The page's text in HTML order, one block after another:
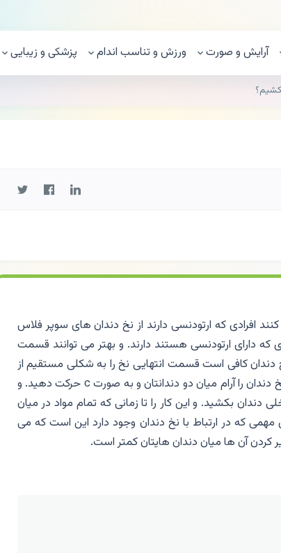
آرایش و صورت ورزش و تناسب اندام پزشکی و زیبایی
افرادی که ارتودنسی دارند از نخ دندان های سوپر فلاس
که دارای ارتودنسی هستند دارند. و بهتر می توانند قسمت
دندان کافی است قسمت انتهایی نخ را به شکلی مستقیم از
زیر و از قسمت بین دو دندانتان عبور دهید. حالا انتهای نخ دندان را آرام میان دو دندانتان و به صورت c حرکت دهید. و
دندان بکشید. و این کار را تا زمانی که تمام مواد در میان
مهمی که در ارتباط با نخ دندان وجود دارد این است که می
کردن آن ها میان دندان هایتان کمتر است.